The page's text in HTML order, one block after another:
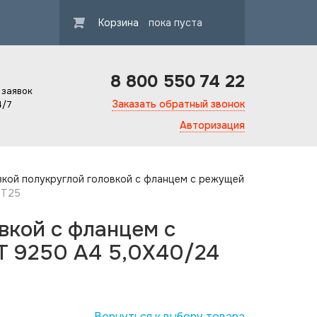
Корзина пока пуста
7
8 800 550 74 22
Заказать обратный звонок
Авторизация
полукруглой головкой с фланцем с режущей
с фланцем с
9250 А4 5,0X40/24